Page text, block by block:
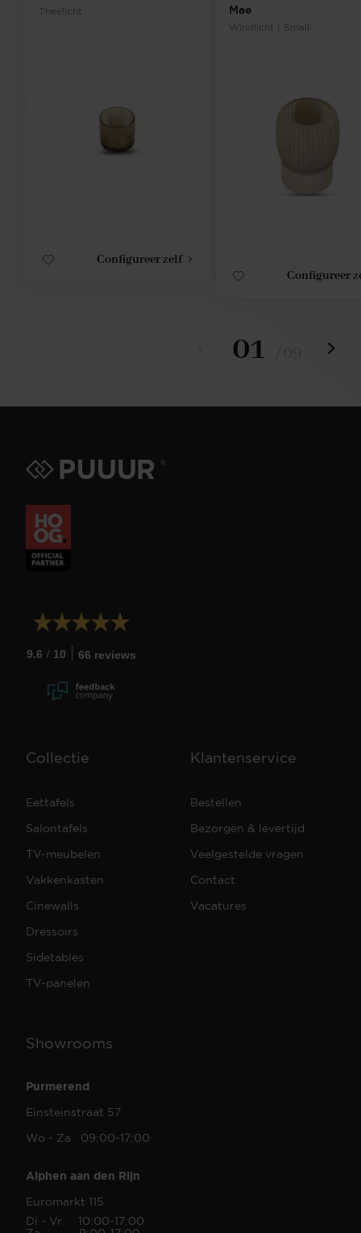
Theelicht
Configureer zelf
Mae
Windlicht | Small
Configureer
01
9.6 / 10 66 reviews
Collectie
Eettafels
Salontafels
TV-meubelen
Vakkenkasten
Cinewalls
Dressoirs
Sidetables
TV-panelen
Klantenservice
Bestellen
Bezorgen & levertijd
Veelgestelde vragen
Contact
Vacatures
Showrooms
Purmerend
Einsteinstraat 57
Wo - Za 09:00-17:00
Alphen aan den Rijn
Euromarkt 115
Di - Vr 10:00-17:00